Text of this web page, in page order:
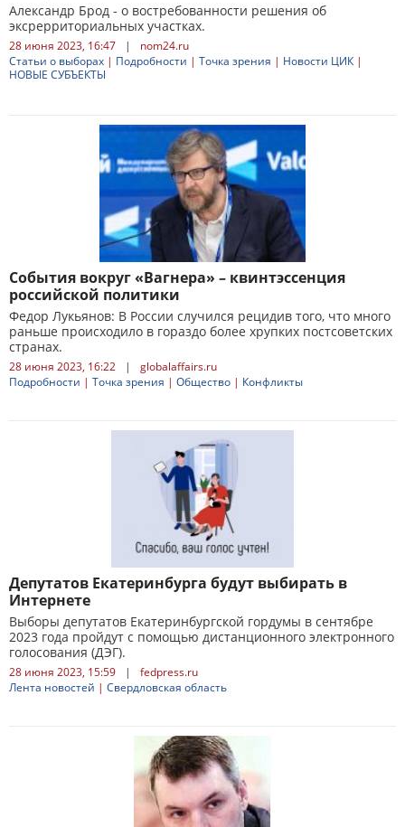
Александр Брод - о востребованности решения об
эксрерриториальных участках.
28 июня 2023, 16:47 |
nom24.ru
Статьи о выборах | Подробности | Точка зрения | Новости ЦИК |
НОВЫЕ СУБЪЕКТЫ
События вокруг «Вагнера» – квинтэссенция
российской политики
Федор Лукьянов: В России случился рецидив того, что много
раньше происходило в гораздо более хрупких постсоветских
странах.
28 июня 2023, 16:22 |
globalaffairs.ru
Подробности | Точка зрения | Общество | Конфликты
Депутатов Екатеринбурга будут выбирать в
Интернете
Выборы депутатов Екатеринбургской гордумы в сентябре
2023 года пройдут с помощью дистанционного электронного
голосования (ДЭГ).
28 июня 2023, 15:59 |
fedpress.ru
Лента новостей | Свердловская область